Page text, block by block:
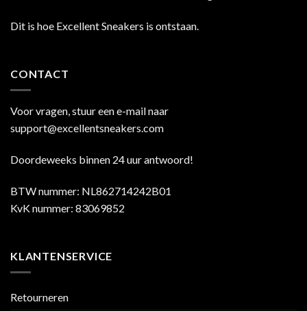
Dit is hoe Excellent Sneakers is ontstaan.
CONTACT
Voor vragen, stuur een e-mail naar
support@excellentsneakers.com
Doordeweeks binnen 24 uur antwoord!
BTW nummer: NL862714242B01
KvK nummer: 83069852
KLANTENSERVICE
Retourneren